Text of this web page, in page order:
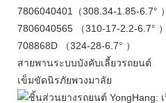
7806040401（308.34-1.85-6.7° ）
7806040565 （310-17-2.2-6.7° ）
708868D （324-28-6.7° ）
สายพานระบบบังคับเลี้ยวรถยนต์
เข็มขัดนิรภัยพวงมาลัย